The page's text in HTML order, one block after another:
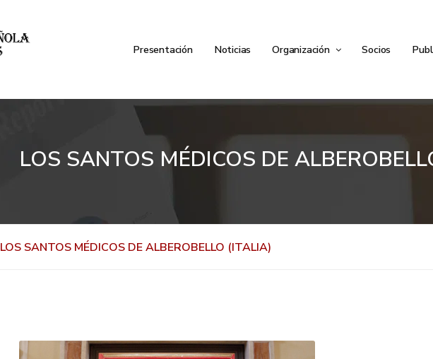
Presentación Noticias Organización Socios
LOS SANTOS MÉDICOS DE
LOS SANTOS MÉDICOS DE ALBEROBELLO (ITALIA)